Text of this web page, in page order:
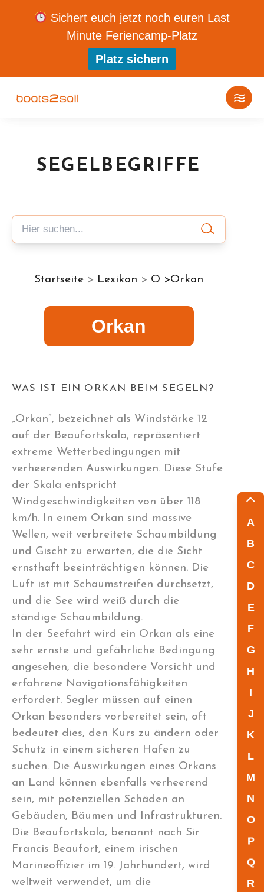
A
B
C
D
E
F
G
H
I
J
K
L
M
N
O
P
Q
R
SEGELBEGRIFFE
Startseite > Lexikon > O >Orkan
Orkan
WAS IST EIN ORKAN BEIM SEGELN?
„Orkan“, bezeichnet als Windstärke 12
auf der Beaufortskala, repräsentiert
extreme Wetterbedingungen mit
verheerenden Auswirkungen. Diese Stufe
der Skala entspricht
Windgeschwindigkeiten von über 118
km/h. In einem Orkan sind massive
Wellen, weit verbreitete Schaumbildung
und Gischt zu erwarten, die die Sicht
ernsthaft beeinträchtigen können. Die
Luft ist mit Schaumstreifen durchsetzt,
und die See wird weiß durch die
ständige Schaumbildung.
In der Seefahrt wird ein Orkan als eine
sehr ernste und gefährliche Bedingung
angesehen, die besondere Vorsicht und
erfahrene Navigationsfähigkeiten
erfordert. Segler müssen auf einen
Orkan besonders vorbereitet sein, oft
bedeutet dies, den Kurs zu ändern oder
Schutz in einem sicheren Hafen zu
suchen. Die Auswirkungen eines Orkans
an Land können ebenfalls verheerend
sein, mit potenziellen Schäden an
Gebäuden, Bäumen und Infrastrukturen.
Die Beaufortskala, benannt nach Sir
Francis Beaufort, einem irischen
Marineoffizier im 19. Jahrhundert, wird
weltweit verwendet, um die
Sichert euch jetzt noch euren Last
Minute Feriencamp-Platz
Platz sichern